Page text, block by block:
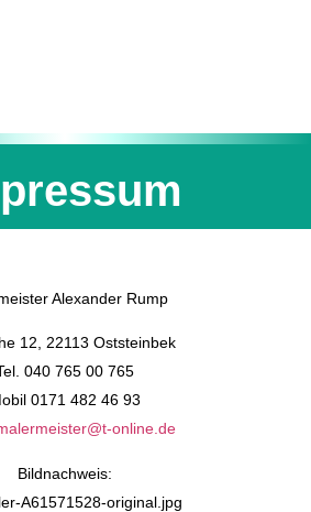
Alexander Rump
12, 22113 Oststeinbek
040 765 00 765
0171 482 46 93
online.de
Bildnachweis:
A61571528-original.jpg